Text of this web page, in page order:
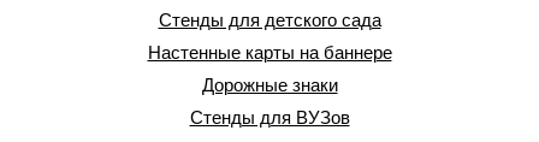
Стенды для детского сада
Настенные карты на баннере
Дорожные знаки
Стенды для ВУЗов